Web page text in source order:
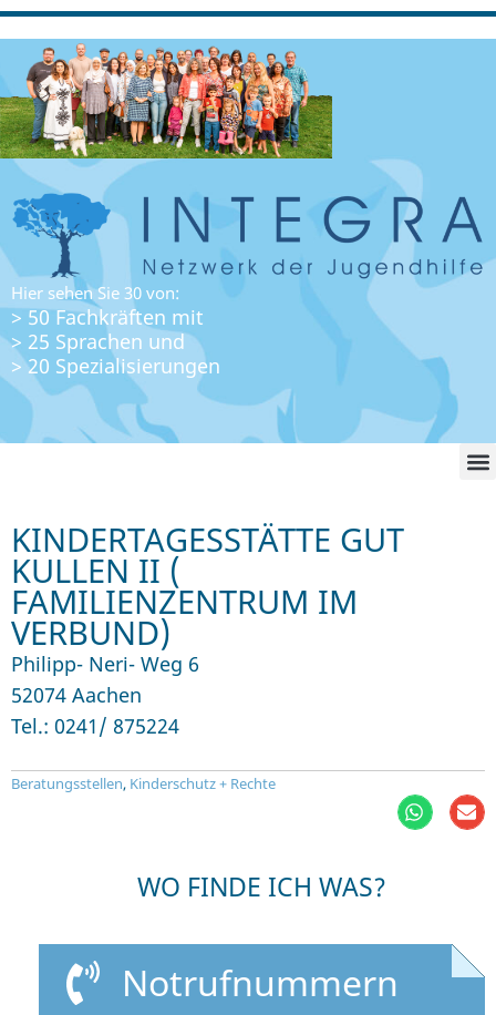
Hier sehen Sie 30 von:
> 50 Fachkräften mit
> 25 Sprachen und
> 20 Spezialisierungen
KINDERTAGESSTÄTTE GUT
KULLEN II (
FAMILIENZENTRUM IM
VERBUND)
Philipp- Neri- Weg 6
52074 Aachen
Tel.: 0241/ 875224
Beratungsstellen, Kinderschutz + Rechte
WO FINDE ICH WAS?
Notrufnummern